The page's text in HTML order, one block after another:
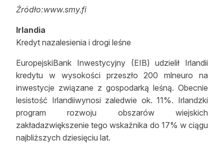
Źródło:www.smy.fi
Irlandia
Kredyt nazalesienia i drogi leśne
EuropejskiBank Inwestycyjny (EIB) udzielił Irlandii
kredytu w wysokości przeszło 200 mlneuro na
inwestycje związane z gospodarką leśną. Obecnie
lesistość Irlandiiwynosi zaledwie ok. 11%. Irlandzki
program rozwoju obszarów wiejskich
zakładazwiększenie tego wskaźnika do 17% w ciągu
najbliższych dziesięciu lat.